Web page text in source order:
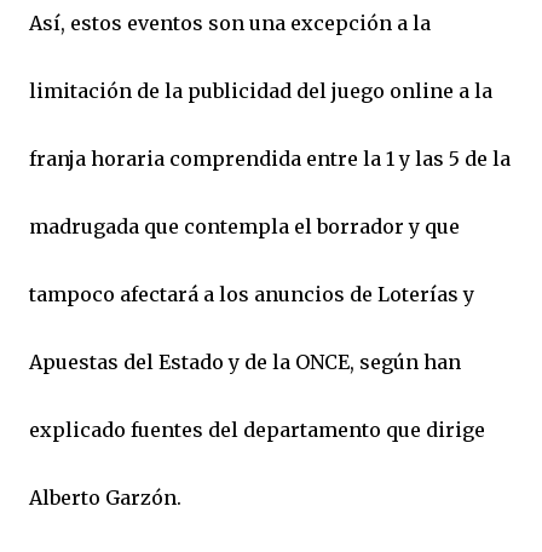
Así, estos eventos son una excepción a la
limitación de la publicidad del juego online a la
franja horaria comprendida entre la 1 y las 5 de la
madrugada que contempla el borrador y que
tampoco afectará a los anuncios de Loterías y
Apuestas del Estado y de la ONCE, según han
explicado fuentes del departamento que dirige
Alberto Garzón.